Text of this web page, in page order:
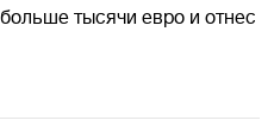
тысячи евро и отнес